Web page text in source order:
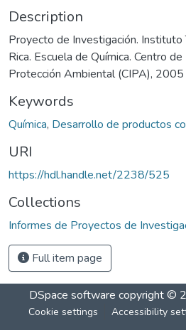
Description
Proyecto de Investigación. Instituto
Rica. Escuela de Química. Centro
Protección Ambiental (CIPA), 2005
Keywords
Química, Desarrollo de productos
URI
https://hdl.handle.net/2238/525
Collections
Informes de Proyectos de
Full item page
DSpace software copyright ©
Cookie settings Accessibility